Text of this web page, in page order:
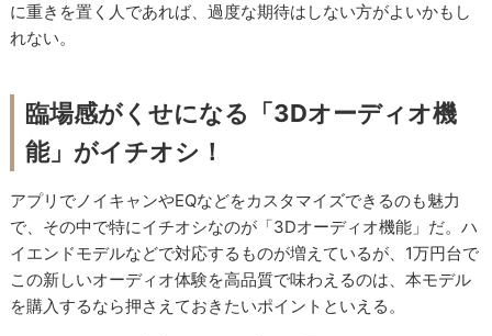
に重きを置く人であれば、過度な期待はしない方がよいかもし
れない。
臨場感がくせになる「3Dオーディオ機
能」がイチオシ！
アプリでノイキャンやEQなどをカスタマイズできるのも魅力
で、その中で特にイチオシなのが「3Dオーディオ機能」だ。ハ
イエンドモデルなどで対応するものが増えているが、1万円台で
この新しいオーディオ体験を高品質で味わえるのは、本モデル
を購入するなら押さえておきたいポイントといえる。